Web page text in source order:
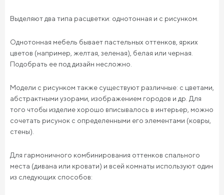
Выделяют два типа расцветки: однотонная и с рисунком.
Однотонная мебель бывает пастельных оттенков, ярких
цветов (например, желтая, зеленая), белая или черная.
Подобрать ее под дизайн несложно.
Модели с рисунком также существуют различные: с цветами,
абстрактными узорами, изображением городов и др. Для
того чтобы изделие хорошо вписывалось в интерьер, можно
сочетать рисунок с определенными его элементами (ковры,
стены).
Для гармоничного комбинирования оттенков спального
места (дивана или кровати) и всей комнаты используют один
из следующих способов: